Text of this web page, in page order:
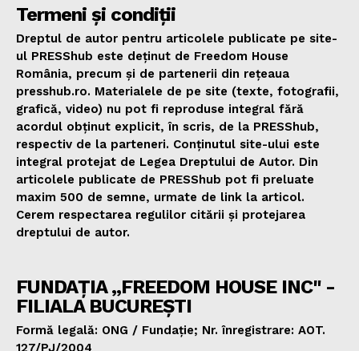
Termeni și condiții
Dreptul de autor pentru articolele publicate pe site-
ul PRESShub este deținut de Freedom House
România, precum și de partenerii din rețeaua
presshub.ro. Materialele de pe site (texte, fotografii,
grafică, video) nu pot fi reproduse integral fără
acordul obținut explicit, în scris, de la PRESShub,
respectiv de la parteneri. Conținutul site-ului este
integral protejat de Legea Dreptului de Autor. Din
articolele publicate de PRESShub pot fi preluate
maxim 500 de semne, urmate de link la articol.
Cerem respectarea regulilor citării și protejarea
dreptului de autor.
FUNDAȚIA „FREEDOM HOUSE INC" -
FILIALA BUCUREȘTI
Formă legală: ONG / Fundație; Nr. înregistrare: AOT.
127/PJ/2004